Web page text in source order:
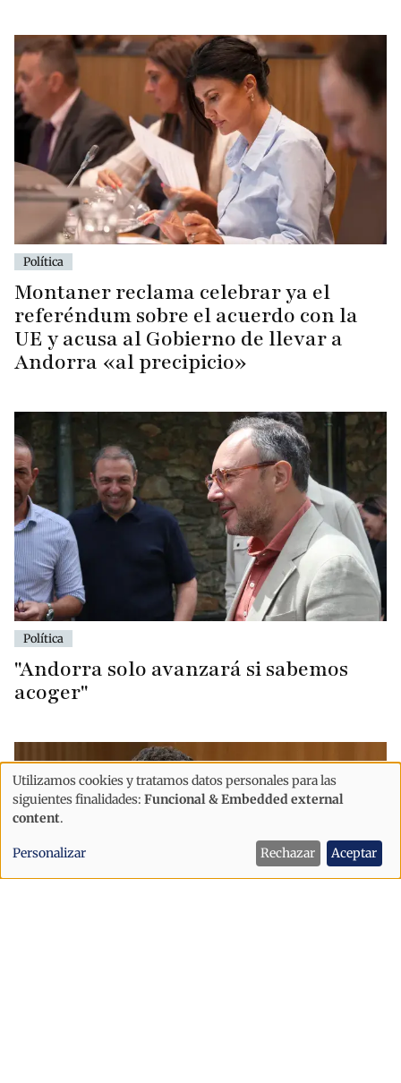
Política
Montaner reclama celebrar ya el
referéndum sobre el acuerdo con la
UE y acusa al Gobierno de llevar a
Andorra «al precipicio»
Política
"Andorra solo avanzará si sabemos
acoger"
Uso
de
datos
personales
Utilizamos cookies y tratamos datos personales para las
siguientes finalidades: Funcional & Embedded external
content.
Personalizar Rechazar Aceptar